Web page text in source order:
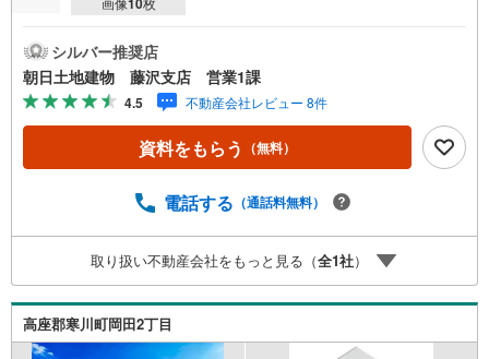
シルバー推奨店
朝日土地建物 藤沢支店 営業1課
4.5 不動産会社レビュー 8件
資料をもらう （無料）
電話する （通話料無料）
取り扱い不動産会社をもっと見る（全1社）
高座郡寒川町岡田2丁目